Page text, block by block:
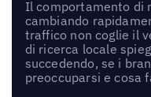
Il comportamento di
cambiando
traffico non coglie il
di ricerca locale
succedendo, se i
preoccuparsi e cosa